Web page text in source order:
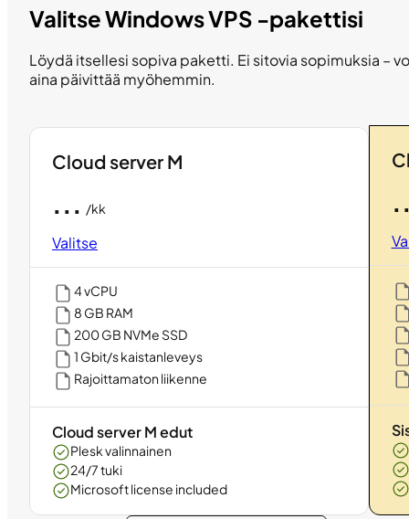
Valitse Windows VPS -pakettisi
Löydä itsellesi sopiva paketti. Ei sitovia sopimuksia –
aina päivittää myöhemmin.
Cloud server M
... /kk
Valitse
4 vCPU
8 GB RAM
200 GB NVMe SSD
1 Gbit/s kaistanleveys
Rajoittamaton liikenne
Cloud server M edut
Plesk valinnainen
24/7 tuki
Microsoft license included